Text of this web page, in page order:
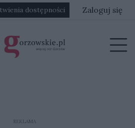
dostępności Zaloguj się
REKLAMA